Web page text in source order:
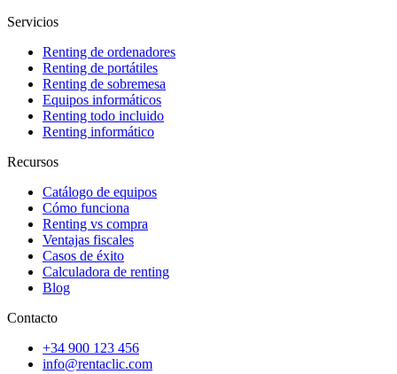
Servicios
Renting de ordenadores
Renting de portátiles
Renting de sobremesa
Equipos informáticos
Renting todo incluido
Renting informático
Recursos
Catálogo de equipos
Cómo funciona
Renting vs compra
Ventajas fiscales
Casos de éxito
Calculadora de renting
Blog
Contacto
+34 900 123 456
info@rentaclic.com